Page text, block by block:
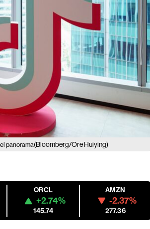
panorama(Bloomberg/Ore Huiying)
ORCL
+2.74%
145.74
AMZN
-2.37%
277.36